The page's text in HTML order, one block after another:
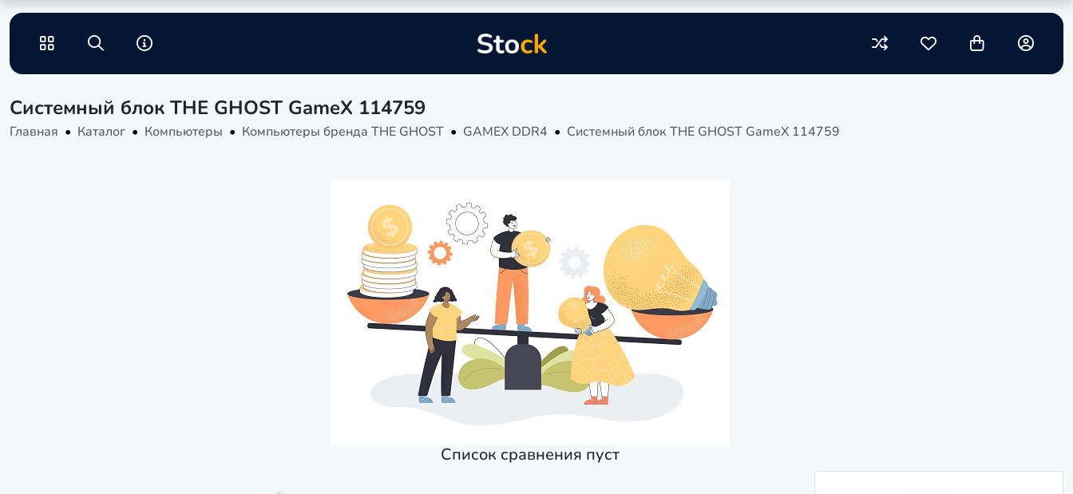
Системный блок THE GHOST GameX 114759
Главная Каталог Компьютеры Компьютеры бренда THE GHOST GAMEX DDR4 Системный блок THE GHOST GameX 114759
Список сравнения пуст